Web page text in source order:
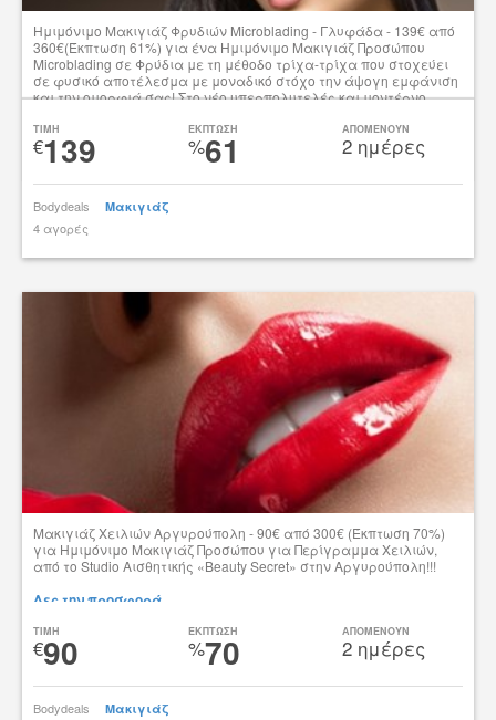
Ημιμόνιμο Μακιγιάζ Φρυδιών Microblading - Γλυφάδα - 139€ από
360€(Έκπτωση 61%) για ένα Ημιμόνιμο Μακιγιάζ Προσώπου
Microblading σε Φρύδια με τη μέθοδο τρίχα-τρίχα που στοχεύει
σε φυσικό αποτέλεσμα με μοναδικό στόχο την άψογη εμφάνιση
και την ομορφιά σας! Στο νέο υπερπολυτελές και μοντέρνο
Γλυφάδα!!!
Δες την προσφορά
TIMH
€139 ΕΚΠΤΩΣΗ
%61 ΑΠΟΜΕΝΟΥΝ
2 ημέρες
Bodydeals Μακιγιάζ
4 αγορές
tsibato
Μακιγιάζ Χειλιών Αργυρούπολη - 90€ από 300€ (Έκπτωση 70%)
για Ημιμόνιμο Μακιγιάζ Προσώπου για Περίγραμμα Χειλιών,
από το Studio Αισθητικής «Beauty Secret» στην Αργυρούπολη!!!
Δες την προσφορά
TIMH
€90 ΕΚΠΤΩΣΗ
%70 ΑΠΟΜΕΝΟΥΝ
2 ημέρες
Bodydeals Μακιγιάζ